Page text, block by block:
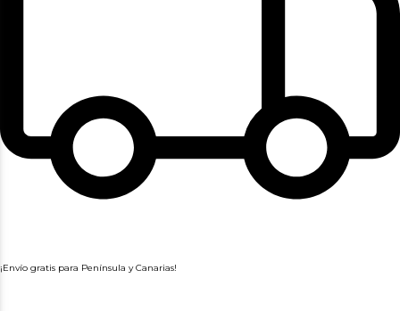
¡Envío gratis para Península y Canarias!